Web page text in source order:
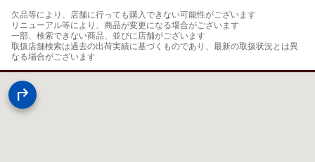
欠品等により、店舗に行っても購入できない可能性がございます
リニューアル等により、商品が変更になる場合がございます
一部、検索できない商品、並びに店舗がございます
取扱店舗検索は過去の出荷実績に基づくものであり、最新の取扱状況とは異
なる場合がございます